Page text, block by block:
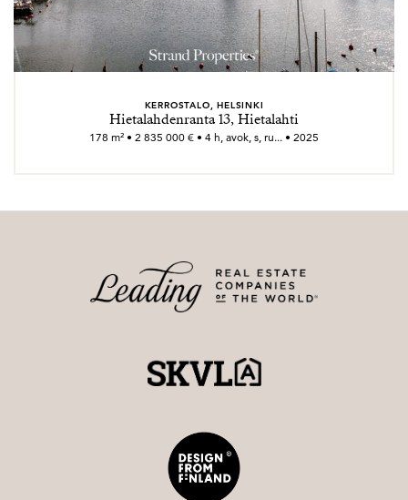
KERROSTALO, HELSINKI
Hietalahdenranta 13, Hietalahti
178 m² • 2 835 000 € • 4 h, avok, s, ru... • 2025